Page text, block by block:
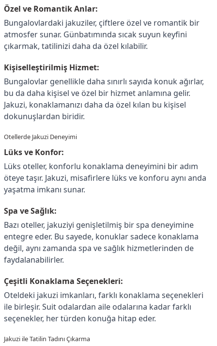
Özel ve Romantik Anlar:
Bungalovlardaki jakuziler, çiftlere özel ve romantik bir
atmosfer sunar. Günbatımında sıcak suyun keyfini
çıkarmak, tatilinizi daha da özel kılabilir.
Kişiselleştirilmiş Hizmet:
Bungalovlar genellikle daha sınırlı sayıda konuk ağırlar,
bu da daha kişisel ve özel bir hizmet anlamına gelir.
Jakuzi, konaklamanızı daha da özel kılan bu kişisel
dokunuşlardan biridir.
Otellerde Jakuzi Deneyimi
Lüks ve Konfor:
Lüks oteller, konforlu konaklama deneyimini bir adım
öteye taşır. Jakuzi, misafirlere lüks ve konforu aynı anda
yaşatma imkanı sunar.
Spa ve Sağlık:
Bazı oteller, jakuziyi genişletilmiş bir spa deneyimine
entegre eder. Bu sayede, konuklar sadece konaklama
değil, aynı zamanda spa ve sağlık hizmetlerinden de
faydalanabilirler.
Çeşitli Konaklama Seçenekleri:
Oteldeki jakuzi imkanları, farklı konaklama seçenekleri
ile birleşir. Suit odalardan aile odalarına kadar farklı
seçenekler, her türden konuğa hitap eder.
Jakuzi ile Tatilin Tadını Çıkarma